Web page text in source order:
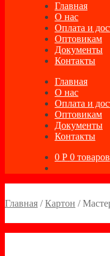
Главная
О нас
Оплата и
Оптовикам
Документы
Контакты
Главная
О нас
Оплата и
Оптовикам
Документы
Контакты
0 Р 0 товаров
Главная /Картон /